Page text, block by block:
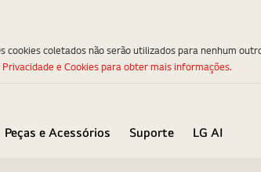
Peças e Acessórios Suporte
LG AI
coletados não serão utilizados para nenhum
e Cookies para obter mais informações.